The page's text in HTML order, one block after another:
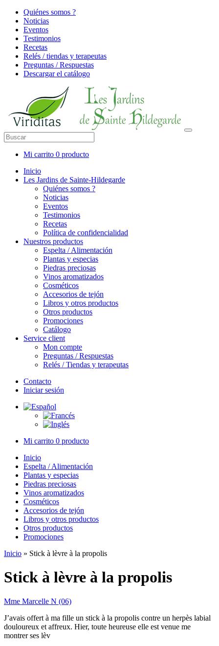
Quiénes somos ?
Noticias
Eventos
Testimonios
Recetas
Relés / tiendas y terapeutas
Preguntas / Respuestas
Descargar el catálogo
Mi carrito 0 producto
Inicio
Les Jardins de Sainte-Hildegarde
Quiénes somos ?
Noticias
Eventos
Testimonios
Recetas
Política de confidencialidad
Nuestros productos
Espelta / Alimentación
Plantas y especias
Piedras preciosas
Vinos aromatizados
Cosméticos
Accesorios de tejón
Libros y otros productos
Otros productos
Promociones
Catálogo
Service client
Mon compte
Preguntas / Respuestas
Relés / Tiendas y terapeutas
Contacto
Iniciar sesión
Mi carrito 0 producto
Inicio
Espelta / Alimentación
Plantas y especias
Piedras preciosas
Vinos aromatizados
Cosméticos
Accesorios de tejón
Libros y otros productos
Otros productos
Promociones
Inicio » Stick à lèvre à la propolis
Stick à lèvre à la propolis
Mme Marcelle N (06)
J’avais offert à ma fille un stick à la propolis contre un herpès labial
douloureux et affreux. Hier, toute heureuse elle est venue me
montrer ses lèv